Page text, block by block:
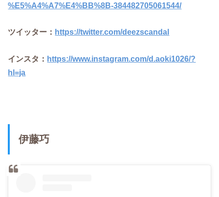
%E5%A4%A7%E4%BB%8B-384482705061544/
ツイッター： https://twitter.com/deezscandal
インスタ： https://www.instagram.com/d.aoki1026/?
hl=ja
伊藤巧